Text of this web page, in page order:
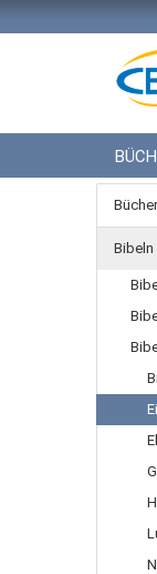
ICF
Bibeln